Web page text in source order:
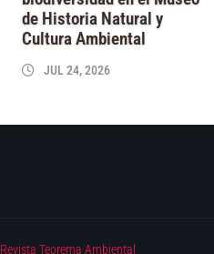
de Historia Natural y
Cultura Ambiental
JUL 24, 2026
Revista Teorema Ambiental